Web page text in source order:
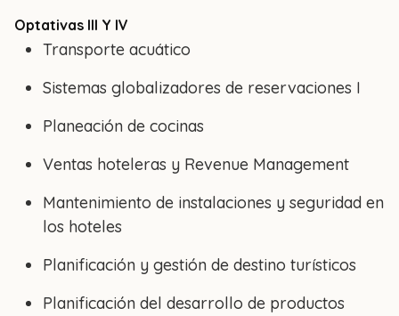
Optativas III Y IV
Transporte acuático
Sistemas globalizadores de reservaciones I
Planeación de cocinas
Ventas hoteleras y Revenue Management
Mantenimiento de instalaciones y seguridad en
los hoteles
Planificación y gestión de destino turísticos
Planificación del desarrollo de productos